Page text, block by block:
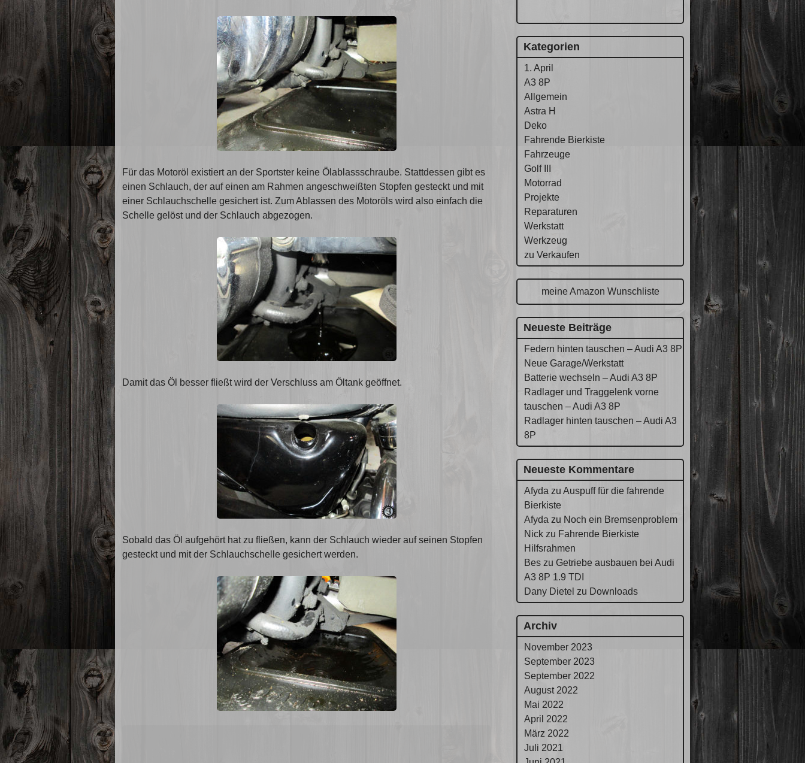
Für das Motoröl existiert an der Sportster keine Ölablassschraube. Stattdessen gibt es
einen Schlauch, der auf einen am Rahmen angeschweißten Stopfen gesteckt und mit
einer Schlauchschelle gesichert ist. Zum Ablassen des Motoröls wird also einfach die
Schelle gelöst und der Schlauch abgezogen.
Damit das Öl besser fließt wird der Verschluss am Öltank geöffnet.
Sobald das Öl aufgehört hat zu fließen, kann der Schlauch wieder auf seinen Stopfen
gesteckt und mit der Schlauchschelle gesichert werden.
Kategorien
1. April
A3 8P
Allgemein
Astra H
Deko
Fahrende Bierkiste
Fahrzeuge
Golf III
Motorrad
Projekte
Reparaturen
Werkstatt
Werkzeug
zu Verkaufen
meine Amazon Wunschliste
Neueste Beiträge
Federn hinten tauschen – Audi A3 8P
Neue Garage/Werkstatt
Batterie wechseln – Audi A3 8P
Radlager und Traggelenk vorne
tauschen – Audi A3 8P
Radlager hinten tauschen – Audi A3
8P
Neueste Kommentare
Afyda zu Auspuff für die fahrende
Bierkiste
Afyda zu Noch ein Bremsenproblem
Nick zu Fahrende Bierkiste
Hilfsrahmen
Bes zu Getriebe ausbauen bei Audi
A3 8P 1.9 TDI
Dany Dietel zu Downloads
Archiv
November 2023
September 2023
September 2022
August 2022
Mai 2022
April 2022
März 2022
Juli 2021